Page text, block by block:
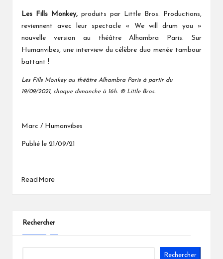
byLes Fills Monkey, produits par Little Bros. Productions,
reviennent avec leur spectacle « We will drum you »
nouvelle version au théâtre Alhambra Paris. Sur
Humanvibes, une interview du célèbre duo menée tambour
battant !
Les Fills Monkey au théâtre Alhambra Paris à partir du
19/09/2021, chaque dimanche à 16h. © Little Bros.
Marc / Humanvibes
Publié le 21/09/21
Read More
Rechercher
Rechercher